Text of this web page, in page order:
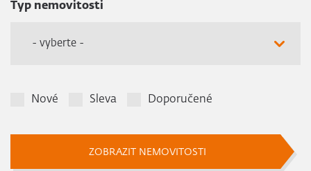
Typ nemovitosti
- vyberte -
Nové Sleva Doporučené
ZOBRAZIT NEMOVITOSTI